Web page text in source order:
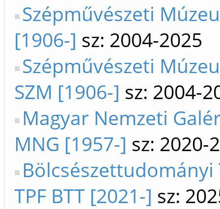
Szépművészeti
[1906-] sz: 2004-2025
Szépművészeti
SZM [1906-] sz: 2004-
Magyar Nemzeti
MNG [1957-] sz: 2020-
Bölcsészettudományi
TPF BTT [2021-] sz: